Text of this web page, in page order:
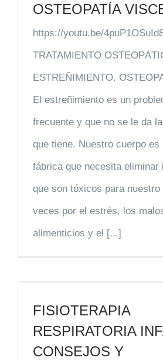
OSTEOPATÍA
https://youtu.be/
TRATAMIENTO
ESTREÑIMIENTO.
El estreñimiento es un
frecuente y que no se le da
que tiene. Nuestro cuerpo es
fábrica que necesita eliminar
que son tóxicos para nuestro
veces por el estrés, los
alimenticios y el [...]
FISIOTERAPIA
RESPIRATORIA
CONSEJOS Y